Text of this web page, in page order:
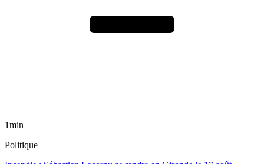
1min
Politique